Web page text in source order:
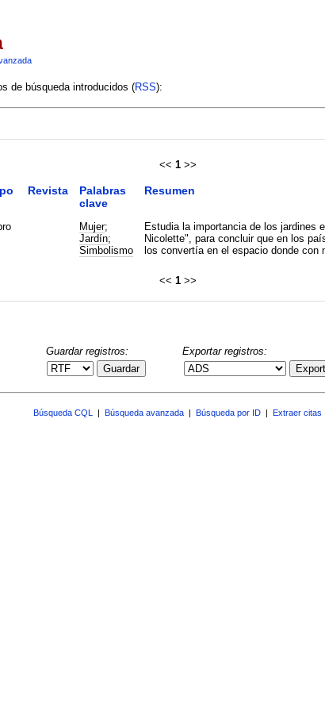
de búsqueda introducidos (RSS):
<< 1 >>
Revista
Palabras
clave
Resumen
Mujer;
Jardín;
Simbolismo
Estudia la importancia de los jardines
Nicolette", para concluir que en los
los convertía en el espacio donde con
<< 1 >>
Guardar registros:
Guardar
Exportar registros:
Búsqueda CQL Búsqueda avanzada Búsqueda por ID Extraer citas